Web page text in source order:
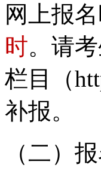
网上报
时。请
栏目（
补报。
（二）